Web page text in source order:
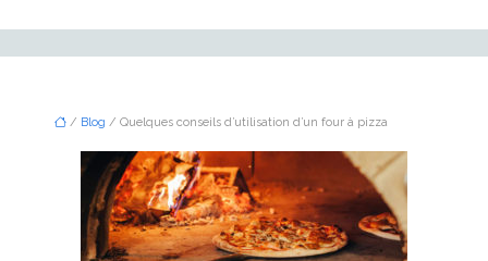
/ Blog / Quelques conseils d’utilisation d’un four à pizza